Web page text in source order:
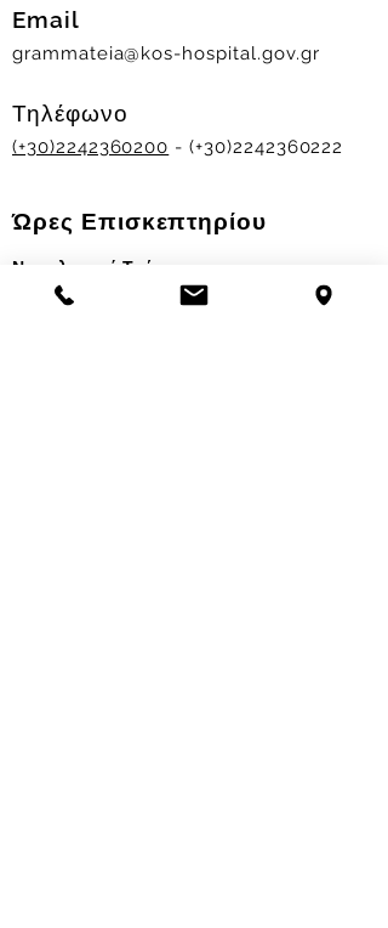
Email
grammateia@kos-hospital.gov.gr
Τηλέφωνο
(+30)2242360200 - (+30)2242360222
Ώρες Επισκεπτηρίου
Νοσηλευτικά Τμήματα
Χειμερινό ωράριο: 11.00-13.00
17.30-19.30